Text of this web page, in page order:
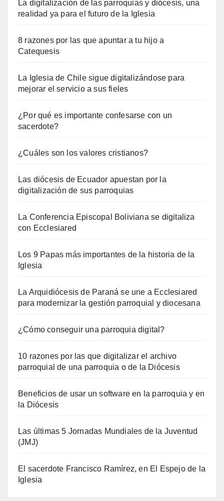
La digitalización de las parroquias y diócesis, una
realidad ya para el futuro de la Iglesia
8 razones por las que apuntar a tu hijo a
Catequesis
La Iglesia de Chile sigue digitalizándose para
mejorar el servicio a sus fieles
¿Por qué es importante confesarse con un
sacerdote?
¿Cuáles son los valores cristianos?
Las diócesis de Ecuador apuestan por la
digitalización de sus parroquias
La Conferencia Episcopal Boliviana se digitaliza
con Ecclesiared
Los 9 Papas más importantes de la historia de la
Iglesia
La Arquidiócesis de Paraná se une a Ecclesiared
para modernizar la gestión parroquial y diocesana
¿Cómo conseguir una parroquia digital?
10 razones por las que digitalizar el archivo
parroquial de una parroquia o de la Diócesis
Beneficios de usar un software en la parroquia y en
la Diócesis
Las últimas 5 Jornadas Mundiales de la Juventud
(JMJ)
El sacerdote Francisco Ramírez, en El Espejo de la
Iglesia